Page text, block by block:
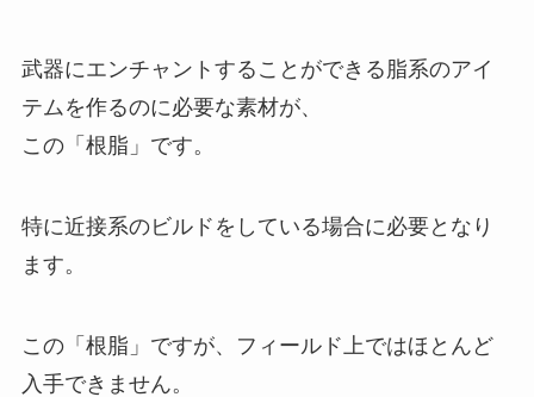
武器にエンチャントすることができる脂系のアイ
テムを作るのに必要な素材が、
この「根脂」です。
特に近接系のビルドをしている場合に必要となり
ます。
この「根脂」ですが、フィールド上ではほとんど
入手できません。